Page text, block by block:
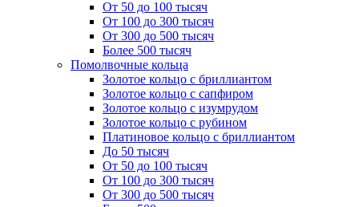
От 50 до 100 тысяч
От 100 до 300 тысяч
От 300 до 500 тысяч
Более 500 тысяч
Помолвочные кольца
Золотое кольцо с бриллиантом
Золотое кольцо с сапфиром
Золотое кольцо с изумрудом
Золотое кольцо с рубином
Платиновое кольцо с бриллиантом
До 50 тысяч
От 50 до 100 тысяч
От 100 до 300 тысяч
От 300 до 500 тысяч